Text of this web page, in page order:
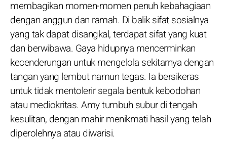
membagikan momen-momen penuh kebahagiaan
dengan anggun dan ramah. Di balik sifat sosialnya
yang tak dapat disangkal, terdapat sifat yang kuat
dan berwibawa. Gaya hidupnya mencerminkan
kecenderungan untuk mengelola sekitarnya dengan
tangan yang lembut namun tegas. Ia bersikeras
untuk tidak mentolerir segala bentuk kebodohan
atau mediokritas. Amy tumbuh subur di tengah
kesulitan, dengan mahir menikmati hasil yang telah
diperolehnya atau diwarisi.